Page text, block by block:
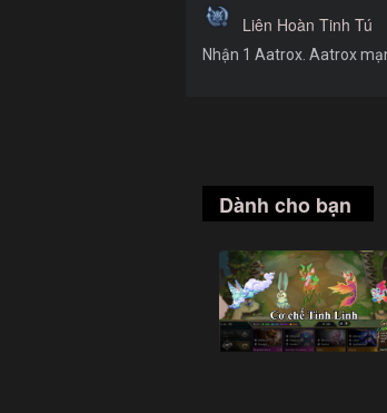
Liên Hoàn Tinh Tú
Nhận 1 Aatrox. Aatrox
Dành cho bạn